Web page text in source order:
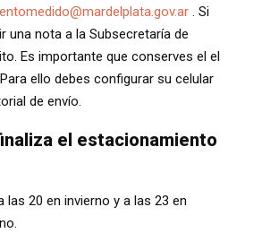
. Si
una nota a la Subsecretaría de
Es importante que conserves el el
ello debes configurar su celular
de envío.
el estacionamiento
las 20 en invierno y a las 23 en